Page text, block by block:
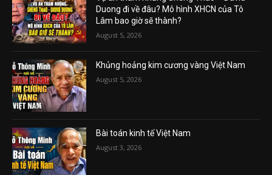
Duong đi về đâu? Mô hình XHCN của Tô
Lâm bao giờ sẽ thành?
August 5, 2026
Khủng hoảng kim cương vàng Việt Nam
August 5, 2026
Bài toán kinh tế Việt Nam
August 3, 2026